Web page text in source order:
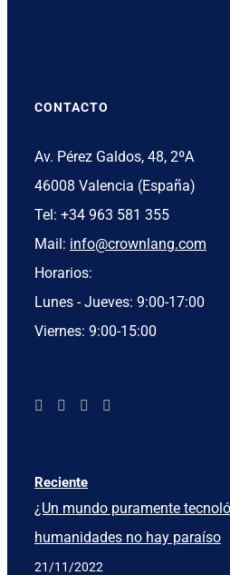
CONTACTO
Av. Pérez Galdos, 48, 2ºA
46008 Valencia (España)
Tel: +34 963 581 355
Mail: info@crownlang.com
Horarios:
Lunes - Jueves: 9:00-17:00
Viernes: 9:00-15:00
Reciente
¿Un mundo puramente
humanidades no hay paraíso
21/11/2022